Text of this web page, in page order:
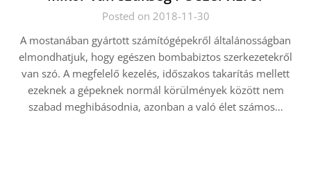
Posted on 2018-11-30
A mostanában gyártott számítógépekről általánosságban
elmondhatjuk, hogy egészen bombabiztos szerkezetekről
van szó. A megfelelő kezelés, időszakos takarítás mellett
ezeknek a gépeknek normál körülmények között nem
szabad meghibásodnia, azonban a való élet számos…